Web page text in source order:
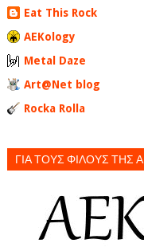
Eat This Rock
AEKology
Metal Daze
Art@Net blog
Rocka Rolla
ΓΙΑ ΤΟΥΣ ΦΙΛΟΥΣ ΤΗΣ